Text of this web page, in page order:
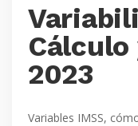
Cálculo
2023
Variables IMSS,